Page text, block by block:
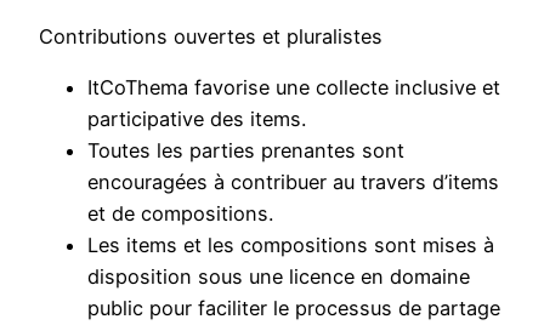
Contributions ouvertes et pluralistes
ItCoThema favorise une collecte inclusive et
participative des items.
Toutes les parties prenantes sont
encouragées à contribuer au travers d’items
et de compositions.
Les items et les compositions sont mises à
disposition sous une licence en domaine
public pour faciliter le processus de partage